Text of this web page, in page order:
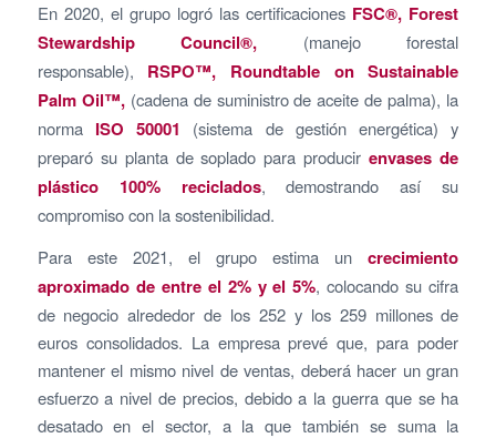
En 2020, el grupo logró las certificaciones FSC®, Forest
Stewardship Council®, (manejo forestal
responsable), RSPO™, Roundtable on Sustainable
Palm Oil™, (cadena de suministro de aceite de palma), la
norma ISO 50001 (sistema de gestión energética) y
preparó su planta de soplado para producirenvases de
plástico 100% reciclados, demostrando así su
compromiso con la sostenibilidad.
Para este 2021, el grupo estima uncrecimiento
aproximado de entre el 2% y el 5%, colocando su cifra
de negocio alrededor de los 252 y los 259 millones de
euros consolidados. La empresa prevé que, para poder
mantener el mismo nivel de ventas, deberá hacer un gran
esfuerzo a nivel de precios, debido a la guerra que se ha
desatado en el sector, a la que también se suma la